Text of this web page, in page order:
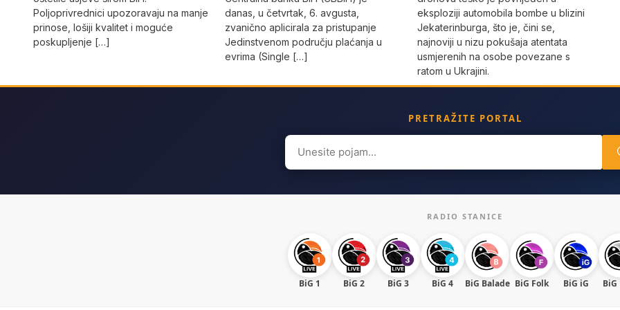
Poljoprivrednici upozoravaju na manje
prinose, lošiji kvalitet i moguće
poskupljenje […]
danas, u četvrtak, 6. avgusta,
zvanično aplicirala za pristupanje
Jedinstvenom području plaćanja u
evrima (Single […]
eksploziji automobila bombe u blizini
Jekaterinburga, što je, čini se,
najnoviji u nizu pokušaja atentata
usmjerenih na osobe povezane s
ratom u Ukrajini.
PRETRAŽITE PORTAL
Search
for:
RADIO STANICE
BiG 1 BiG 2 BiG 3 BiG 4 BiG Balade BiG Folk BiG iG BiG